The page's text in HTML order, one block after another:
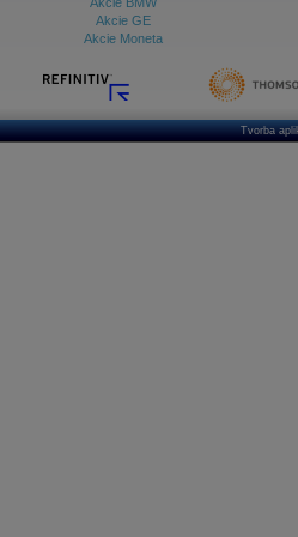
Akcie GE
Akcie Moneta
Tvorba